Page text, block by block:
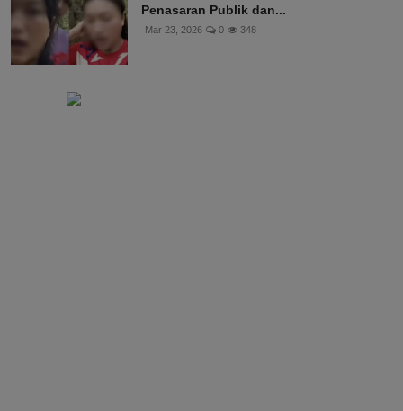
Penasaran Publik dan...
Mar 23, 2026 0 348